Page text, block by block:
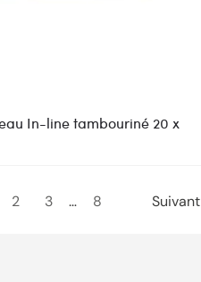
In-line tambouriné 20 x
2 3 … 8 Suivant